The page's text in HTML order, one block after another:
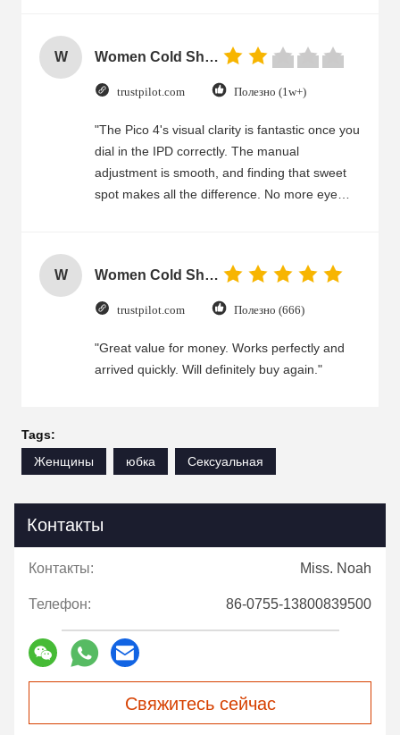
W Women Cold Shoulder V Neck Rayon Blouse
trustpilot.com Полезно (1w+)
"The Pico 4's visual clarity is fantastic once you
dial in the IPD correctly. The manual
adjustment is smooth, and finding that sweet
spot makes all the difference. No more eye
IPD correctly. The manual adjustment is
smooth, and finding that sweet spot makes all
sessions. Highly recommend taking the time to
set it up properly!""The Pico 4's visual clarity is
eye strain during long sessions. Highly
recommend taking the time to set it up
W Women Cold Shoulder V Neck Rayon Blouse
trustpilot.com Полезно (666)
"Great value for money. Works perfectly and
arrived quickly. Will definitely buy again."
Tags:
Женщины
юбка Сексуальная
Контакты
Контакты: Miss. Noah
Телефон: 86-0755-13800839500
Свяжитесь сейчас